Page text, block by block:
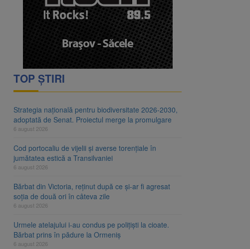
decid dacă începe
merge la promulgare
TOP ȘTIRI
Strategia națională pentru biodiversitate 2026-2030,
adoptată de Senat. Proiectul merge la promulgare
6 august 2026
Cod portocaliu de vijelii și averse torențiale în
jumătatea estică a Transilvaniei
6 august 2026
Bărbat din Victoria, reținut după ce și-ar fi agresat
soția de două ori în câteva zile
6 august 2026
Urmele atelajului i-au condus pe polițiști la cioate.
Bărbat prins în pădure la Ormeniș
6 august 2026